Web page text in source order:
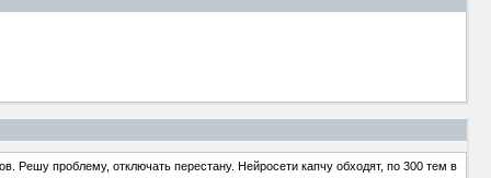
Решу проблему, отключать перестану. Нейросети капчу обходят, по 300 тем в